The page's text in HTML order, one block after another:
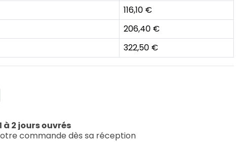
116,10 €
206,40 €
322,50 €
à 2 jours ouvrés
commande dès sa réception